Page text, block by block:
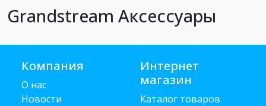
Grandstream Аксессуары
Компания
О нас
Новости
Интернет
магазин
Каталог товаров